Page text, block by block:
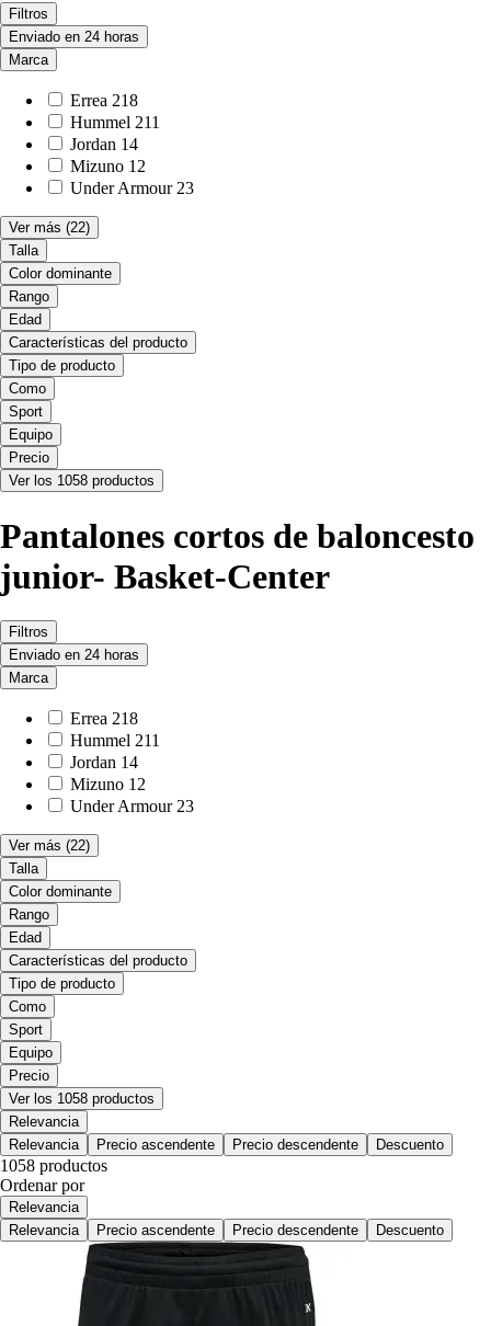
Filtros
Enviado en 24 horas
Marca
Errea 218
Hummel 211
Jordan 14
Mizuno 12
Under Armour 23
Ver más (22)
Talla
Color dominante
Rango
Edad
Características del producto
Tipo de producto
Como
Sport
Equipo
Precio
Ver los 1058 productos
Pantalones cortos de baloncesto
junior- Basket-Center
Filtros
Enviado en 24 horas
Marca
Errea 218
Hummel 211
Jordan 14
Mizuno 12
Under Armour 23
Ver más (22)
Talla
Color dominante
Rango
Edad
Características del producto
Tipo de producto
Como
Sport
Equipo
Precio
Ver los 1058 productos
Relevancia
Relevancia
Precio ascendente Precio descendente Descuento
1058 productos
Ordenar por
Relevancia
Relevancia
Precio ascendente Precio descendente Descuento